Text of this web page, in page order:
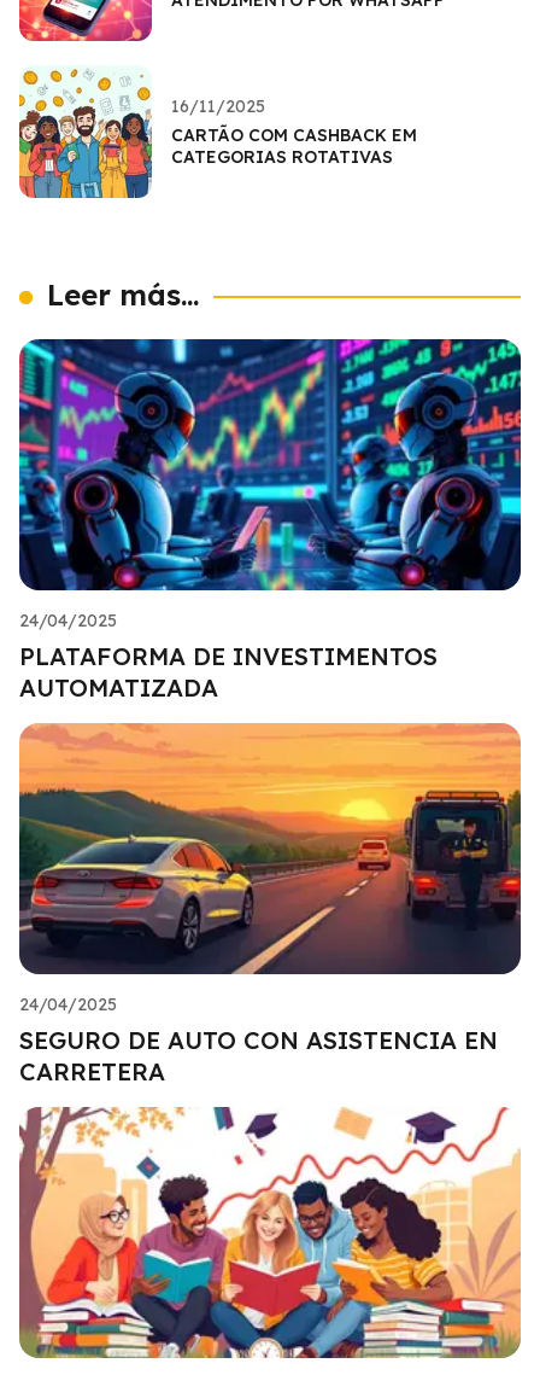
16/11/2025
CARTÃO COM CASHBACK EM
CATEGORIAS ROTATIVAS
Leer más...
24/04/2025
PLATAFORMA DE INVESTIMENTOS
AUTOMATIZADA
24/04/2025
SEGURO DE AUTO CON ASISTENCIA EN
CARRETERA